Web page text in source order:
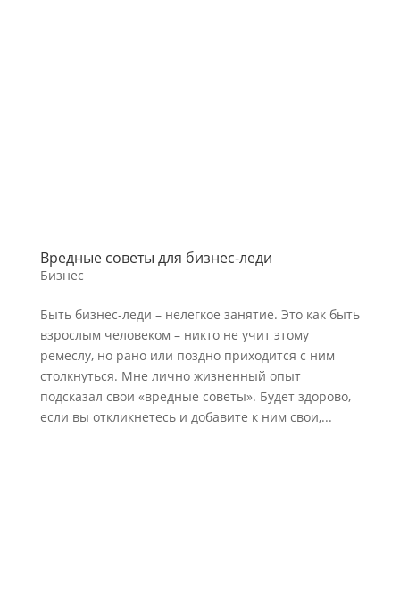
Вредные советы для бизнес-леди
Бизнес
Быть бизнес-леди – нелегкое занятие. Это как быть
взрослым человеком – никто не учит этому
ремеслу, но рано или поздно приходится с ним
столкнуться. Мне лично жизненный опыт
подсказал свои «вредные советы». Будет здорово,
если вы откликнетесь и добавите к ним свои,...